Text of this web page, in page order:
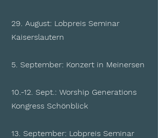
29. August: Lobpreis Seminar
Kaiserslautern
5. September: Konzert in Meinersen
10.-12. Sept.: Worship Generations
Kongress Schönblick
13. September: Lobpreis Seminar